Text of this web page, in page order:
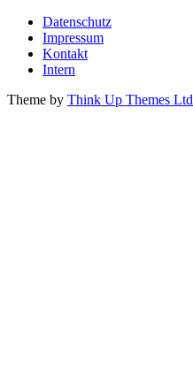
Datenschutz
Impressum
Kontakt
Intern
Theme by Think Up Themes Ltd